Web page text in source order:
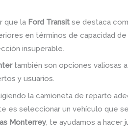
que la Ford Transit se destaca
en términos de capacidad
insuperable.
también son opciones valiosas
y usuarios.
la camioneta de reparto
es seleccionar un vehículo que
Monterrey , te ayudamos a hacer